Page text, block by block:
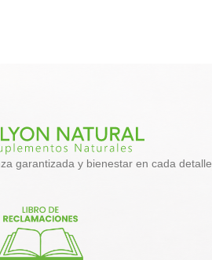
garantizada y bienestar en cada detalle.